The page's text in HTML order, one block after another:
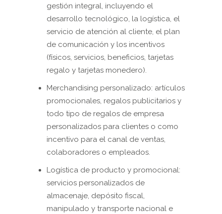
gestión integral, incluyendo el
desarrollo tecnológico, la logística, el
servicio de atención al cliente, el plan
de comunicación y los incentivos
(físicos, servicios, beneficios, tarjetas
regalo y tarjetas monedero).
Merchandising personalizado: artículos
promocionales, regalos publicitarios y
todo tipo de regalos de empresa
personalizados para clientes o como
incentivo para el canal de ventas,
colaboradores o empleados.
Logística de producto y promocional:
servicios personalizados de
almacenaje, depósito fiscal,
manipulado y transporte nacional e